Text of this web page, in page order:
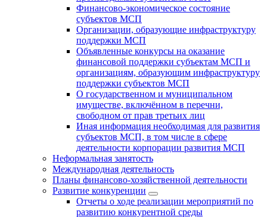
Финансово-экономическое состояние
субъектов МСП
Организации, образующие инфраструктуру
поддержки МСП
Объявленные конкурсы на оказание
финансовой поддержки субъектам МСП и
организациям, образующим инфраструктуру
поддержки субъектов МСП
О государственном и муниципальном
имуществе, включённом в перечни,
свободном от прав третьих лиц
Иная информация необходимая для развития
субъектов МСП, в том числе в сфере
деятельности корпорации развития МСП
Неформальная занятость
Международная деятельность
Планы финансово-хозяйственной деятельности
Развитие конкуренции
Отчеты о ходе реализации мероприятий по
развитию конкурентной среды